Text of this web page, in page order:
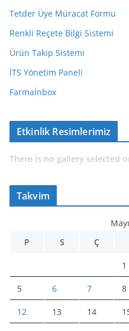
Tetder Üye Müracat Formu
Renkli Reçete Bilgi Sistemi
Ürün Takip Sistemi
İTS Yönetim Paneli
Farmaİnbox
Etkinlik Resimlerimiz
There is no gallery selected
Takvim
P
S Ç
1
5 6 7 8
12 13 14